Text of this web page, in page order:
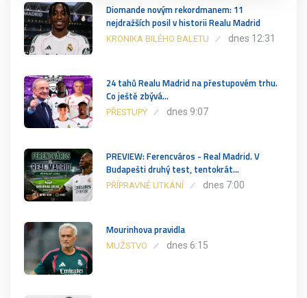
Diomande novým rekordmanem: 11
nejdražších posil v historii Realu Madrid
KRONIKA BILÉHO BALETU dnes 12:31
24 tahů Realu Madrid na přestupovém trhu.
Co ještě zbývá…
PŘESTUPY dnes 9:07
PREVIEW: Ferencváros - Real Madrid. V
Budapešti druhý test, tentokrát…
PŘÍPRAVNÉ UTKÁNÍ dnes 7:00
Mourinhova pravidla
MUŽSTVO dnes 6:15